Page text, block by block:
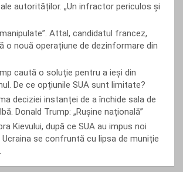
autorităților. „Un infractor periculos și
Attal, candidatul francez,
o nouă operațiune de dezinformare din
caută o soluție pentru a ieși din
De ce opțiunile SUA sunt limitate?
deciziei instanței de a închide sala de
Donald Trump: „Rușine națională”
Kievului, după ce SUA au impus noi
Ucraina se confruntă cu lipsa de muniție